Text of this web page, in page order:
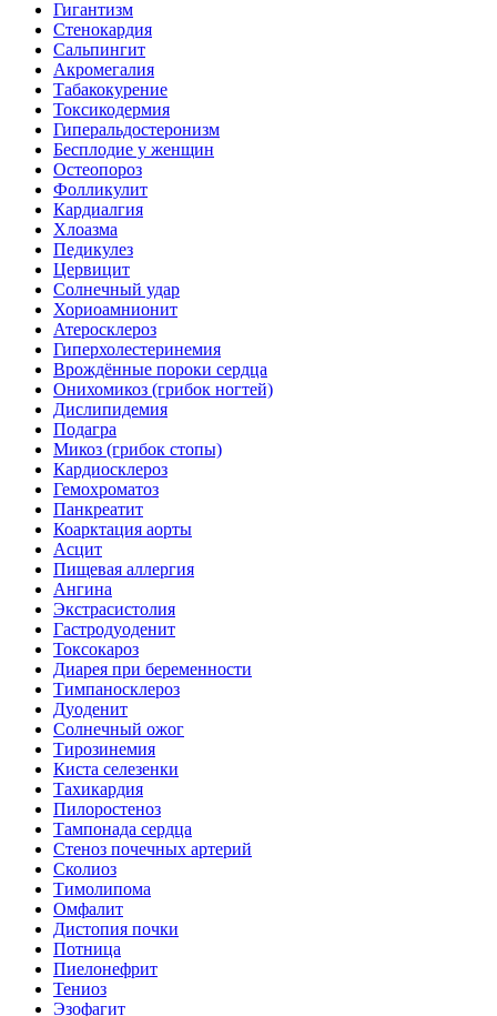
Гигантизм
Стенокардия
Сальпингит
Акромегалия
Табакокурение
Токсикодермия
Гиперальдостеронизм
Бесплодие у женщин
Остеопороз
Фолликулит
Кардиалгия
Хлоазма
Педикулез
Цервицит
Солнечный удар
Хориоамнионит
Атеросклероз
Гиперхолестеринемия
Врождённые пороки сердца
Онихомикоз (грибок ногтей)
Дислипидемия
Подагра
Микоз (грибок стопы)
Кардиосклероз
Гемохроматоз
Панкреатит
Коарктация аорты
Асцит
Пищевая аллергия
Ангина
Экстрасистолия
Гастродуоденит
Токсокароз
Диарея при беременности
Тимпаносклероз
Дуоденит
Солнечный ожог
Тирозинемия
Киста селезенки
Тахикардия
Пилоростеноз
Тампонада сердца
Стеноз почечных артерий
Сколиоз
Тимолипома
Омфалит
Дистопия почки
Потница
Пиелонефрит
Тениоз
Эзофагит